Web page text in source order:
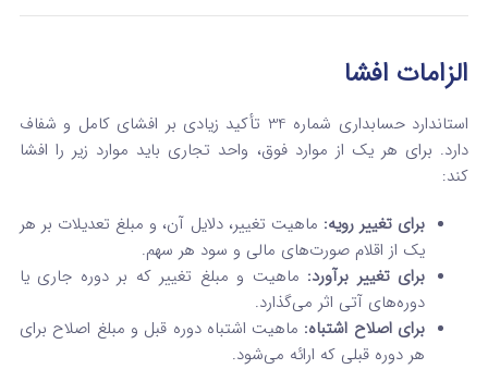
الزامات افشا
استاندارد حسابداری شماره 34 تأکید زیادی بر افشای کامل و شفاف
دارد. برای هر یک از موارد فوق، واحد تجاری باید موارد زیر را افشا
کند:
برای تغییر رویه: ماهیت تغییر، دلایل آن، و مبلغ تعدیلات بر هر
یک از اقلام صورت‌های مالی و سود هر سهم.
برای تغییر برآورد: ماهیت و مبلغ تغییر که بر دوره جاری یا
دوره‌های آتی اثر می‌گذارد.
برای اصلاح اشتباه: ماهیت اشتباه دوره قبل و مبلغ اصلاح برای
هر دوره قبلی که ارائه می‌شود.